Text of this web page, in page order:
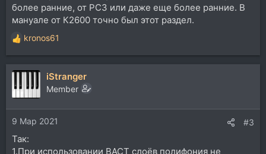
более ранние, от PC3 или даже еще более ранние. В
мануале от К2600 точно был этот раздел.
Р
е
а
ц
и
и
:
kronos61
iStranger
Member
9 Мар 2021 #3
Так:
1.При использовании ВАСТ слоёв полифония не